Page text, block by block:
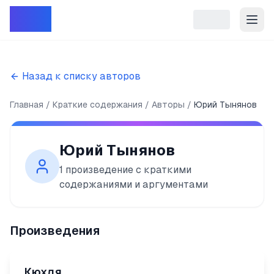
Назад к списку авторов
Главная Краткие содержания Авторы Юрий Тынянов
Юрий Тынянов
1 произведение с краткими
содержаниями и аргументами
Произведения